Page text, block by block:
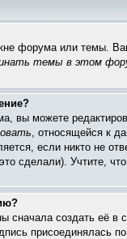
форума или темы.
темы в этом
вы можете
, относящейся к
если никто не
сделали). Учтите,
сначала создать её
присоединялась